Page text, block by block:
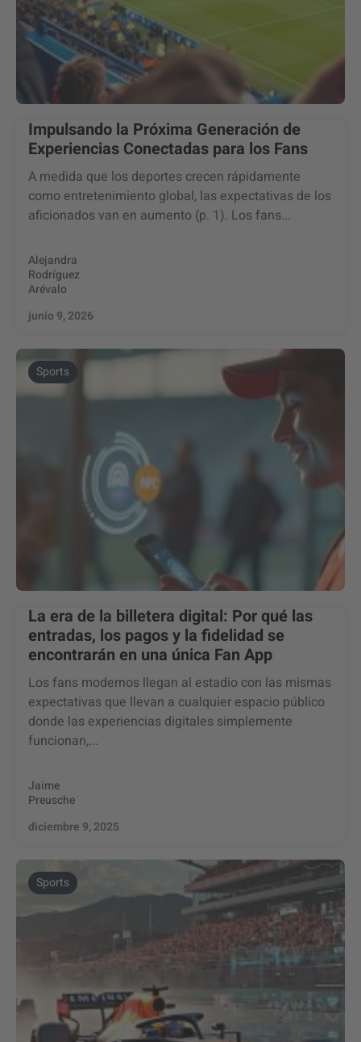
Impulsando la Próxima Generación de
Experiencias Conectadas para los Fans
A medida que los deportes crecen rápidamente
como entretenimiento global, las expectativas de los
aficionados van en aumento (p. 1). Los fans...
Alejandra
Rodríguez
Arévalo
junio 9, 2026
Sports
La era de la billetera digital: Por qué las
entradas, los pagos y la fidelidad se
encontrarán en una única Fan App
Los fans modernos llegan al estadio con las mismas
expectativas que llevan a cualquier espacio público
donde las experiencias digitales simplemente
funcionan,...
Jaime
Preusche
diciembre 9, 2025
Sports